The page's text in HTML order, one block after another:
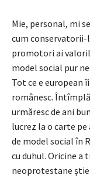
Mie, personal, mi
cum
promotori ai
model social pur
Tot ce e european
românesc.
urmăresc de ani
lucrez la o carte
de model social în
cu duhul. Oricine
neoprotestane